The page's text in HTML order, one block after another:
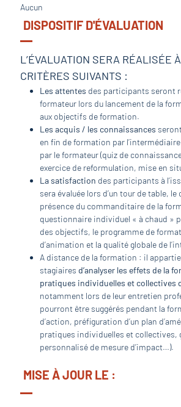
Aucun
DISPOSITIF D'ÉVALUATION
L’ÉVALUATION SERA RÉALISÉE
CRITÈRES SUIVANTS :
Les attentes des participants seront
formateur lors du lancement de la
aux objectifs de formation.
Les acquis / les connaissances
en fin de formation par
par le formateur (quiz de
exercice de reformulation, mise en
La satisfaction des participants à
sera évaluée lors d’un tour de table, le
présence du commanditaire de la
questionnaire individuel « à chaud »
des objectifs, le programme de
d’animation et la qualité globale de
A distance de la formation : il
stagiaires d’analyser les effets de la
pratiques individuelles et collectives
notamment lors de leur entretien
pourront être suggérés pendant la
d’action, préfiguration d’un plan
pratiques individuelles et collectives,
personnalisé de mesure d’impact…).
MISE À JOUR LE :